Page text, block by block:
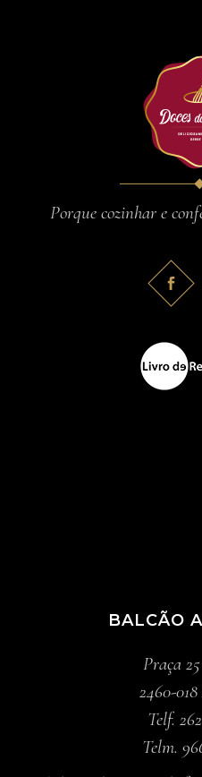
Porque cozinhar e
BALCÃO
Praça
2460-
Telf.
Telm.